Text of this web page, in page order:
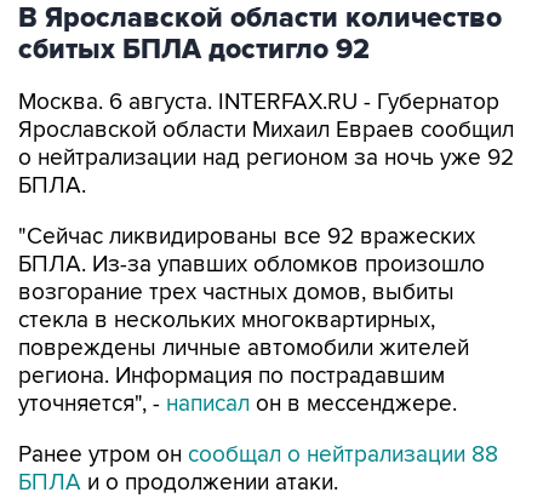
В Ярославской области количество
сбитых БПЛА достигло 92
Москва. 6 августа. INTERFAX.RU - Губернатор
Ярославской области Михаил Евраев сообщил
о нейтрализации над регионом за ночь уже 92
БПЛА.
"Сейчас ликвидированы все 92 вражеских
БПЛА. Из-за упавших обломков произошло
возгорание трех частных домов, выбиты
стекла в нескольких многоквартирных,
повреждены личные автомобили жителей
региона. Информация по пострадавшим
уточняется", - написал он в мессенджере.
Ранее утром он сообщал о нейтрализации 88
БПЛА и о продолжении атаки.